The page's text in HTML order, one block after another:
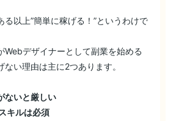
る以上”簡単に稼げる！”というわけで
Webデザイナーとして副業を始める
い理由は主に2つあります。
ないと厳しい
キルは必須